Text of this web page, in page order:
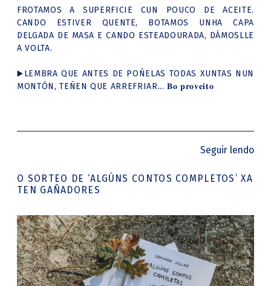
FROTAMOS A SUPERFICIE CUN POUCO DE ACEITE.
CANDO ESTIVER QUENTE, BOTAMOS UNHA CAPA
DELGADA DE MASA E CANDO ESTEADOURADA, DÁMOSLLE
A VOLTA.
▶️ LEMBRA QUE ANTES DE POÑELAS TODAS XUNTAS NUN
MONTÓN, TEÑEN QUE ARREFRIAR... 𝐁𝐨 𝐩𝐫𝐨𝐯𝐞𝐢𝐭𝐨
Seguir lendo
O SORTEO DE ‘ALGÚNS CONTOS COMPLETOS’ XA
TEN GAÑADORES